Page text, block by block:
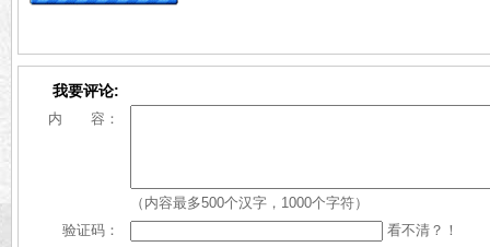
我要评论:
内 容：
（内容最多500个汉字，1000个字符）
验证码：
看不清？！